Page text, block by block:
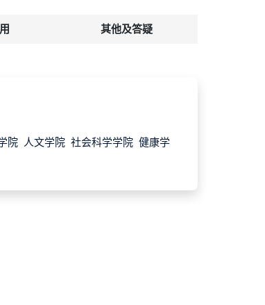
其他及答疑
院 人文学院 社会科学学院 健康学